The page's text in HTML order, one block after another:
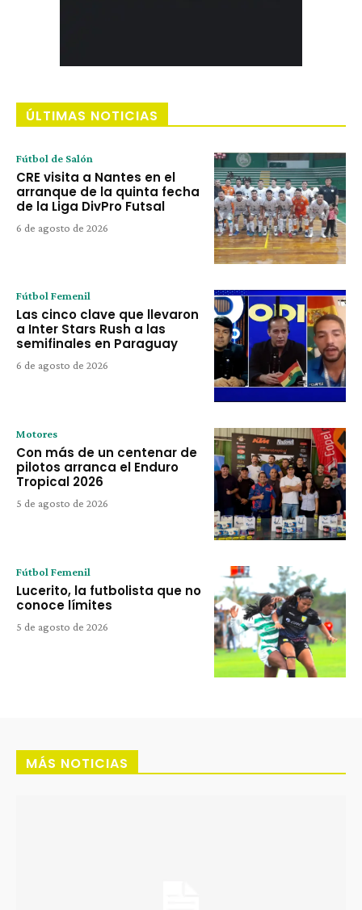
ÚLTIMAS NOTICIAS
Fútbol de Salón
CRE visita a Nantes en el
arranque de la quinta fecha
de la Liga DivPro Futsal
6 de agosto de 2026
Fútbol Femenil
Las cinco clave que llevaron
a Inter Stars Rush a las
semifinales en Paraguay
6 de agosto de 2026
Motores
Con más de un centenar de
pilotos arranca el Enduro
Tropical 2026
5 de agosto de 2026
Fútbol Femenil
Lucerito, la futbolista que no
conoce límites
5 de agosto de 2026
MÁS NOTICIAS